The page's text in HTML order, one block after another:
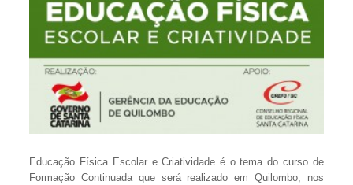
Educação Física Escolar e Criatividade é o tema do curso de
Formação Continuada que será realizado em Quilombo, nos